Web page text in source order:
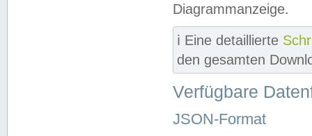
Diagrammanzeige.
ℹ️ Eine detaillierte
den gesamten
Verfügbare
JSON-Format